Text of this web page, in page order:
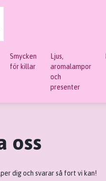
Smycken
för killar
Ljus,
aromalampor
och
presenter
oss
dig och svarar så fort vi kan!